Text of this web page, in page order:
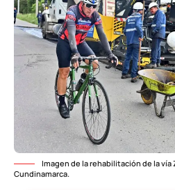
Imagen de la rehabilitación de la
Cundinamarca.